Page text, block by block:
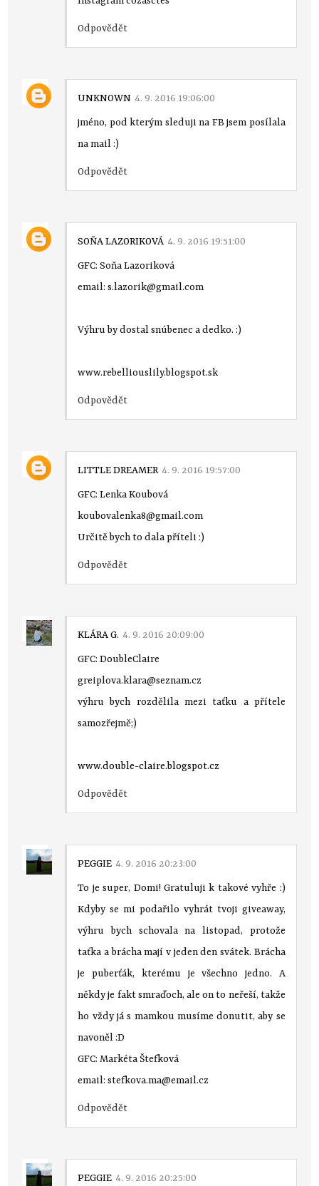
Odpovědět
UNKNOWN 4. 9. 2016 19:06:00
jméno, pod kterým sleduji na FB jsem posílala
na mail :)
Odpovědět
SOŇA LAZORIKOVÁ 4. 9. 2016 19:51:00
GFC: Soňa Lazoriková
email: s.lazorik@gmail.com
Výhru by dostal snúbenec a dedko. :)
www.rebelliouslily.blogspot.sk
Odpovědět
LITTLE DREAMER 4. 9. 2016 19:57:00
GFC: Lenka Koubová
koubovalenka8@gmail.com
Určitě bych to dala příteli :)
Odpovědět
KLÁRA G. 4. 9. 2016 20:09:00
GFC: DoubleClaire
greiplova.klara@seznam.cz
výhru bych rozdělila mezi taťku a přítele
samozřejmě;)
www.double-claire.blogspot.cz
Odpovědět
PEGGIE 4. 9. 2016 20:23:00
To je super, Domi! Gratuluji k takové vyhře :)
Kdyby se mi podařilo vyhrát tvoji giveaway,
výhru bych schovala na listopad, protože
taťka a brácha mají v jeden den svátek. Brácha
je puberťák, kterému je všechno jedno. A
někdy je fakt smraďoch, ale on to neřeší, takže
ho vždy já s mamkou musíme donutit, aby se
navoněl :D
GFC: Markéta Štefková
email: stefkova.ma@email.cz
Odpovědět
PEGGIE 4. 9. 2016 20:25:00